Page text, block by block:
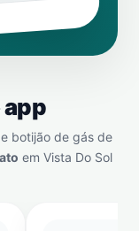
botijão de gás de
em Vista Do Sol